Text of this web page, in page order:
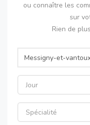
ou connaître les
sur
Rien de
Jour
Spécialité